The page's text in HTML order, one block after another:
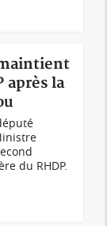
après la
du RHDP.